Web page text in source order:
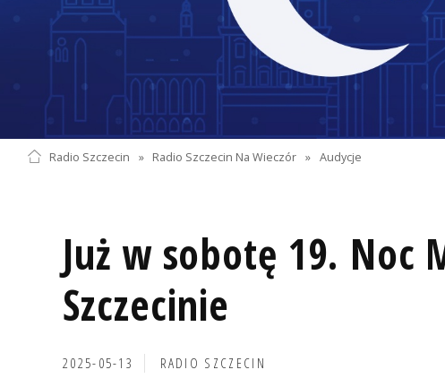
Radio Szczecin » Radio Szczecin Na Wieczór » Audycje
Już w sobotę 19. Noc
Szczecinie
2025-05-13 RADIO SZCZECIN